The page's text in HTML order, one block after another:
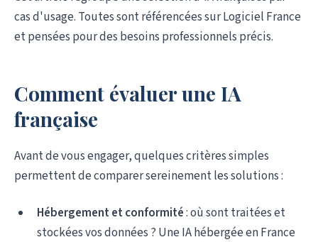
cas d'usage. Toutes sont référencées sur Logiciel France
et pensées pour des besoins professionnels précis.
Comment évaluer une IA
française
Avant de vous engager, quelques critères simples
permettent de comparer sereinement les solutions :
Hébergement et conformité: où sont traitées et
stockées vos données ? Une IA hébergée en France